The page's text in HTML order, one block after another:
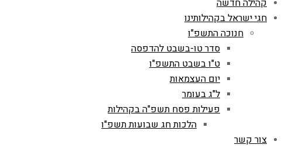
קהילה חדשה
חגי ישראל בקהילותינו
חנוכה התשפ"ו
סדר טו-בשבט להדפסה
ט"ו בשבט התשפ"ו
יום העצמאות
ל"ג בעומר
פעילות פסח תשפ"ה בקהילות
הלכות חג שבועות תשפ"ו
צור קשר